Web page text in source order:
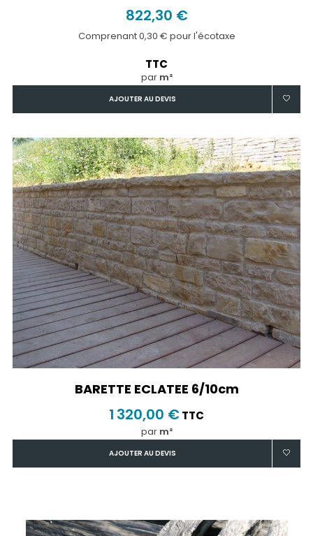
822,30 €
Comprenant 0,30 € pour l'écotaxe
TTC
par m²
AJOUTER AU DEVIS
BARETTE ECLATEE 6/10cm
1 320,00 €TTC
par m²
AJOUTER AU DEVIS